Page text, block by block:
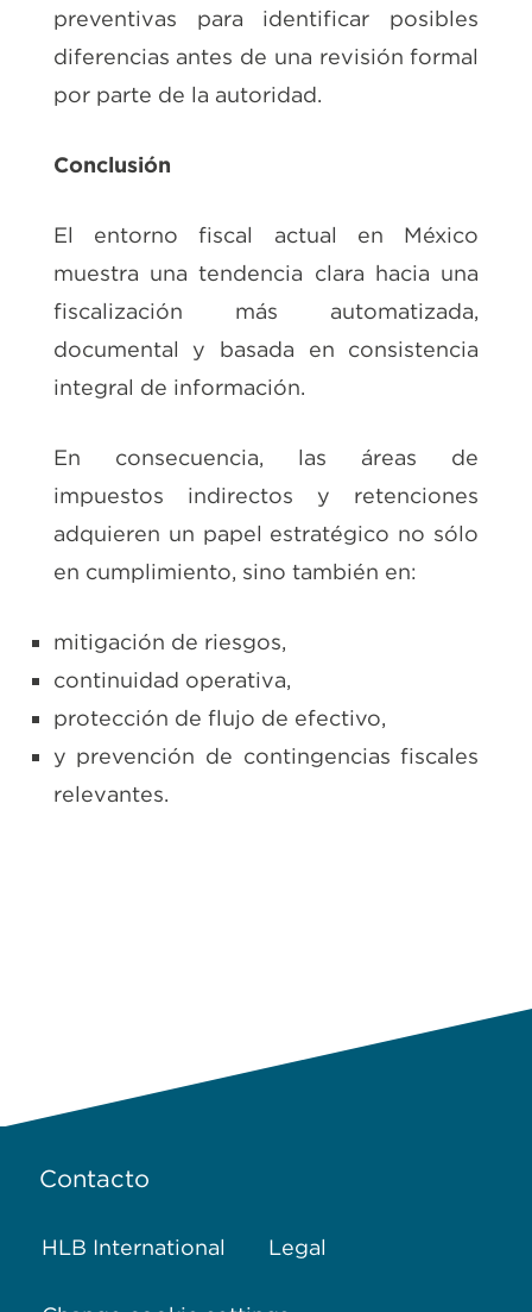
preventivas para identificar posibles
diferencias antes de una revisión formal
por parte de la autoridad.
Conclusión
El entorno fiscal actual en México
muestra una tendencia clara hacia una
fiscalización más automatizada,
documental y basada en consistencia
integral de información.
En consecuencia, las áreas de
impuestos indirectos y retenciones
adquieren un papel estratégico no sólo
en cumplimiento, sino también en:
mitigación de riesgos,
continuidad operativa,
protección de flujo de efectivo,
y prevención de contingencias fiscales
relevantes.
Contacto
HLB International Legal